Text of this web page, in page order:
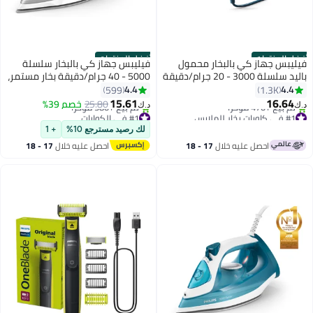
أفضل المنتجات
فيليبس جهاز كي بالبخار محمول
باليد سلسلة 3000 - 20 جرام/دقيقة
بخار مستمر، طول السلك 2 م، صغير
STH3000/26 أزرق
4.4
1.3K
د.ك‏16.64
#1 في كاويات بخار للملابس
بتخلّص بسرعة
تم بيع +470 مؤخرًا
#1 في كاويات بخار للملابس احصل عليه خلال 17 - 18
أفضل المنتجات
فيليبس جهاز كي بالبخار سلسلة
5000 - 40 جرام/دقيقة بخار مستمر،
320 ml 2400 W DST5010/16
رمادي/ أبيض
4.4
599
د.ك‏15.61
25.80خصم 39%
#1 في الكوايات
باقي 8 وحدات في المخزون
تم بيع +580 مؤخرًا
#1 في الكوايات
لك رصيد مسترجع 10% + 1
احصل عليه خلال 17 - 18